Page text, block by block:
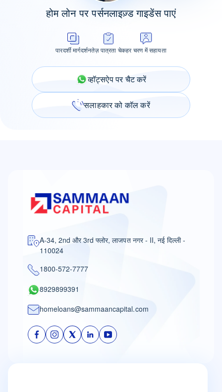
होम लोन पर पर्सनलाइज़्ड गाइडेंस पाएं
पारदर्शी मार्गदर्शनतेज़ पात्रता चेकहर चरण में सहायता
व्हॉट्सऐप पर चैट करें
सलाहकार को कॉल करें
A-34, 2nd और 3rd फ्लोर, लाजपत नगर - II, नई दिल्ली -
110024
1800-572-7777
8929899391
homeloans@sammaancapital.com